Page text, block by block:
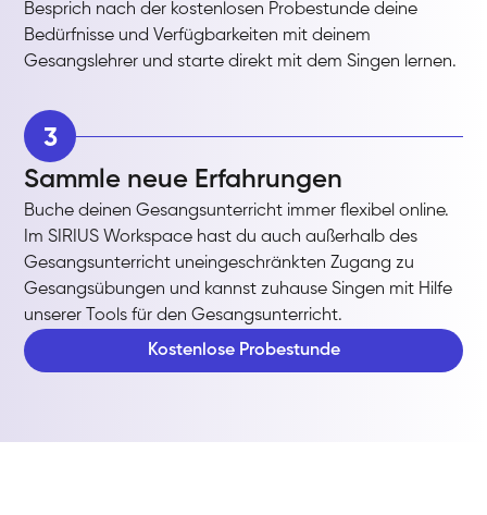
Besprich nach der kostenlosen Probestunde deine
Bedürfnisse und Verfügbarkeiten mit deinem
Gesangslehrer und starte direkt mit dem Singen lernen.
3
Sammle neue Erfahrungen
Buche deinen Gesangsunterricht immer flexibel online.
Im SIRIUS Workspace hast du auch außerhalb des
Gesangsunterricht uneingeschränkten Zugang zu
Gesangsübungen und kannst zuhause Singen mit Hilfe
unserer Tools für den Gesangsunterricht.
Kostenlose Probestunde